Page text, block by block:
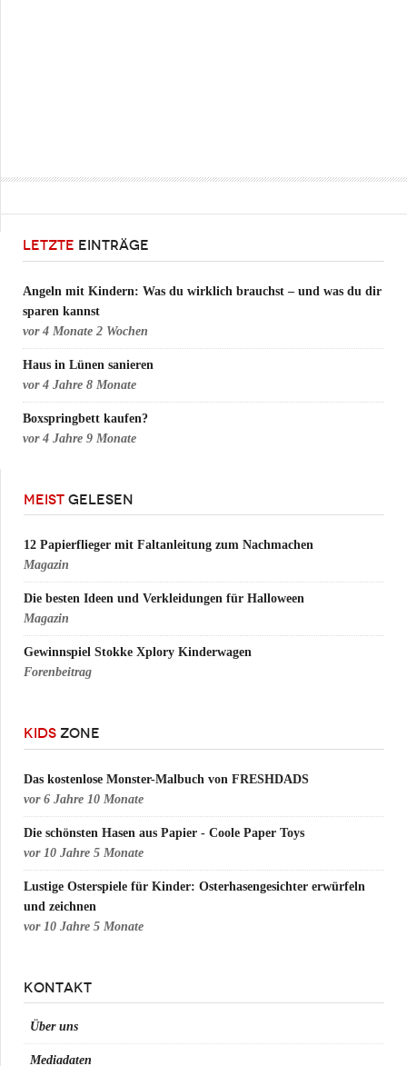
LETZTE EINTRÄGE
Angeln mit Kindern: Was du wirklich brauchst – und was du dir
sparen kannst
vor 4 Monate 2 Wochen
Haus in Lünen sanieren
vor 4 Jahre 8 Monate
Boxspringbett kaufen?
vor 4 Jahre 9 Monate
MEIST GELESEN
12 Papierflieger mit Faltanleitung zum Nachmachen
Magazin
Die besten Ideen und Verkleidungen für Halloween
Magazin
Gewinnspiel Stokke Xplory Kinderwagen
Forenbeitrag
KIDS ZONE
Das kostenlose Monster-Malbuch von FRESHDADS
vor 6 Jahre 10 Monate
Die schönsten Hasen aus Papier - Coole Paper Toys
vor 10 Jahre 5 Monate
Lustige Osterspiele für Kinder: Osterhasengesichter erwürfeln
und zeichnen
vor 10 Jahre 5 Monate
KONTAKT
Über uns
Mediadaten